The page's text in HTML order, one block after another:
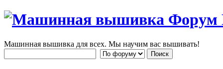
Машинная вышивка для всех. Мы научим вас вышивать!